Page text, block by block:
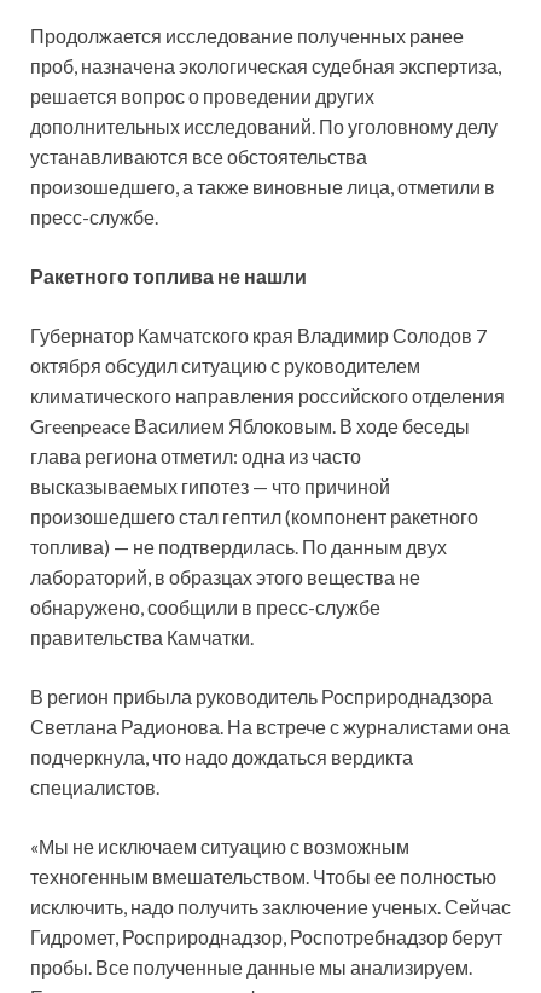
Продолжается исследование полученных ранее
проб, назначена экологическая судебная экспертиза,
решается вопрос о проведении других
дополнительных исследований. По уголовному делу
устанавливаются все обстоятельства
произошедшего, а также виновные лица, отметили в
пресс-службе.
Ракетного топлива не нашли
Губернатор Камчатского края Владимир Солодов 7
октября обсудил ситуацию с руководителем
климатического направления российского отделения
Greenpeace Василием Яблоковым. В ходе беседы
глава региона отметил: одна из часто
высказываемых гипотез — что причиной
произошедшего стал гептил (компонент ракетного
топлива) — не подтвердилась. По данным двух
лабораторий, в образцах этого вещества не
обнаружено, сообщили в пресс-службе
правительства Камчатки.
В регион прибыла руководитель Росприроднадзора
Светлана Радионова. На встрече с журналистами она
подчеркнула, что надо дождаться вердикта
специалистов.
«Мы не исключаем ситуацию с возможным
техногенным вмешательством. Чтобы ее полностью
исключить, надо получить заключение ученых. Сейчас
Гидромет, Росприроднадзор, Роспотребнадзор берут
пробы. Все полученные данные мы анализируем.